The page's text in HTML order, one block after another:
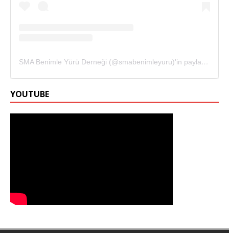
SMA Benimle Yürü Derneği (@smabenimleyuru)'in paylaştığı bir gönderi
YOUTUBE